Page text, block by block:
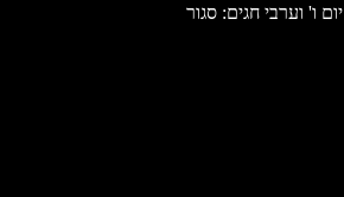
יום ו' וערבי חגים: סגור